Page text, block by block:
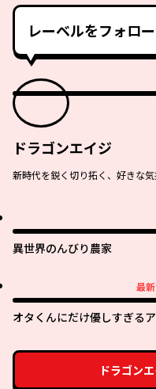
レーベルをフォロ
ドラゴンエイジ
新時代を鋭く切り拓く、好きな
異世界のんびり農家
最
オタくんにだけ優しすぎる
ドラゴン